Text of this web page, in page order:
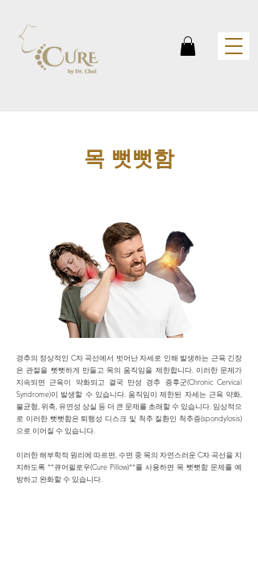
목 뻣뻣함
경추의 정상적인 C자 곡선에서 벗어난 자세로 인해 발생하는 근육 긴장
은 관절을 뻣뻣하게 만들고 목의 움직임을 제한합니다. 이러한 문제가
지속되면 근육이 약화되고 결국 만성 경추 증후군(Chronic Cervical
Syndrome)이 발생할 수 있습니다. 움직임이 제한된 자세는 근육 약화,
불균형, 위축, 유연성 상실 등 더 큰 문제를 초래할 수 있습니다. 임상적으
로 이러한 뻣뻣함은 퇴행성 디스크 및 척추 질환인 척추증(spondylosis)
으로 이어질 수 있습니다.
이러한 해부학적 원리에 따르면, 수면 중 목의 자연스러운 C자 곡선을 지
지하도록 **큐어필로우(Cure Pillow)**를 사용하면 목 뻣뻣함 문제를 예
방하고 완화할 수 있습니다.